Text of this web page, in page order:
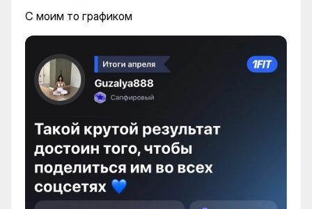
С моим то графиком